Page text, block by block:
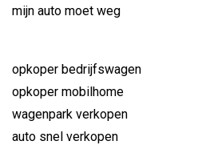
mijn auto moet weg
opkoper bedrijfswagen
opkoper mobilhome
wagenpark verkopen
auto snel verkopen